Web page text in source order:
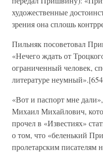
художественные
зрения она сплошь
Пильняк посоветовал
«Нечего ждать от
ограниченный человек,
литературе
«Вот и паспорт мне
Михаил Михайлович,
прочел в «Известиях»
о том, что «беленький
пролетарским писателям